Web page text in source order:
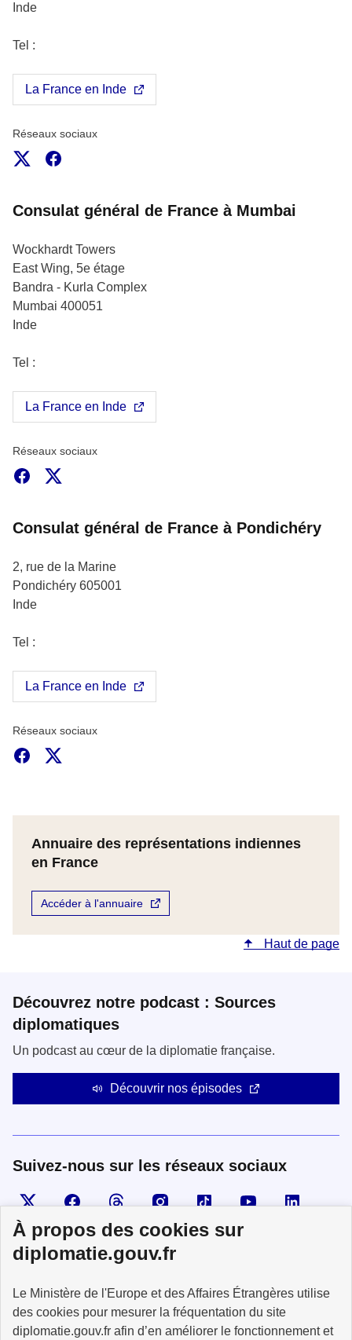
À propos des cookies sur
diplomatie.gouv.fr
Le Ministère de l'Europe et des Affaires Étrangères utilise
des cookies pour mesurer la fréquentation du site
diplomatie.gouv.fr afin d’en améliorer le fonctionnement et
Inde
Tel :
La France en Inde
Réseaux sociaux
X
Consulat général de France à Mumbai
Wockhardt Towers
East Wing, 5e étage
Bandra - Kurla Complex
Mumbai 400051
Inde
Tel :
La France en Inde
Réseaux sociaux
Facebook
Consulat général de France à Pondichéry
2, rue de la Marine
Pondichéry 605001
Inde
Tel :
La France en Inde
Réseaux sociaux
Facebook
Annuaire des représentations indiennes
en France
Accéder à l'annuaire
Haut de page
Découvrez notre podcast : Sources
diplomatiques
Un podcast au cœur de la diplomatie française.
Découvrir nos épisodes
Suivez-nous sur les réseaux sociaux
Visiter la page XSuivez-nous sur Facebook
Visiter le compte Threads
Visiter le compte Instagram
Visiter le compte TikTok
Visiter le
MINISTÈRE
DE L'EUROPE
ET DES AFFAIRES
ÉTRANGÈRES